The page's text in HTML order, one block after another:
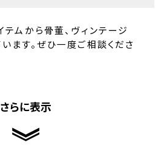
テムから骨董、ヴィンテージ
ます。ぜひ一度ご相談くださ
さらに表示